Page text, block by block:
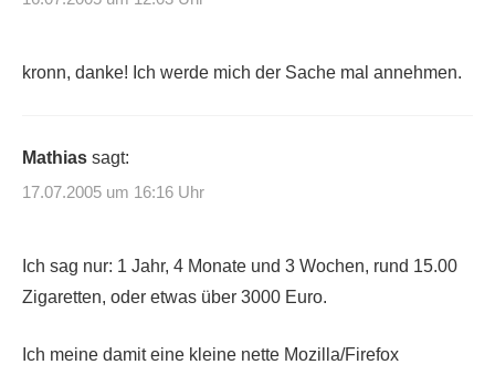
kronn, danke! Ich werde mich der Sache mal annehmen.
Mathias sagt:
17.07.2005 um 16:16 Uhr
Ich sag nur: 1 Jahr, 4 Monate und 3 Wochen, rund 15.00
Zigaretten, oder etwas über 3000 Euro.
Ich meine damit eine kleine nette Mozilla/Firefox